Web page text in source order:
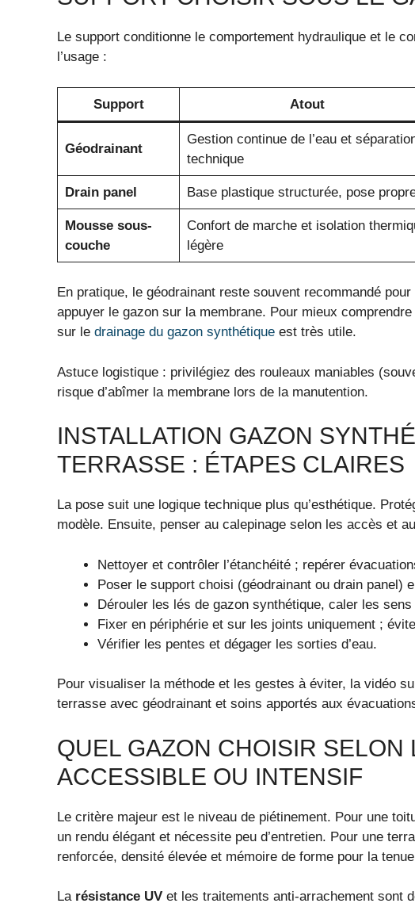
Le support conditionne le comportement hydraulique et le
l’usage :
Support Atout
Géodrainant
Gestion continue de l’eau et
technique
Drain panel Base plastique structurée, pose
Mousse sous-
couche
Confort de marche et isolation
légère
En pratique, le géodrainant reste souvent recommandé pour
appuyer le gazon sur la membrane. Pour mieux
sur le drainage du gazon synthétique est très utile.
Astuce logistique : privilégiez des rouleaux maniables
risque d’abîmer la membrane lors de la manutention.
INSTALLATION GAZON
TERRASSE : ÉTAPES CLAIRES
La pose suit une logique technique plus qu’esthétique.
modèle. Ensuite, penser au calepinage selon les accès et
Nettoyer et contrôler l’étanchéité ; repérer
Poser le support choisi (géodrainant ou drain panel)
Dérouler les lés de gazon synthétique, caler les
Fixer en périphérie et sur les joints uniquement ;
Vérifier les pentes et dégager les sorties d’eau.
Pour visualiser la méthode et les gestes à éviter, la vidéo
terrasse avec géodrainant et soins apportés aux
QUEL GAZON CHOISIR SELON
ACCESSIBLE OU INTENSIF
Le critère majeur est le niveau de piétinement. Pour une
un rendu élégant et nécessite peu d’entretien. Pour une
renforcée, densité élevée et mémoire de forme pour la
La résistance UV et les traitements anti-arrachement sont